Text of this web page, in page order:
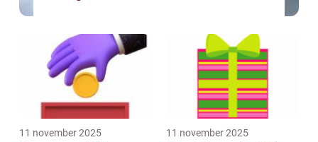
11 november 2025 11 november 2025